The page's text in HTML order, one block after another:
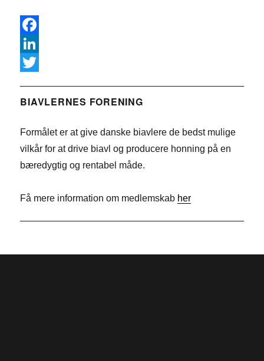
F
a
e
o
L
n
e
n
w
t
r
BIAVLERNES FORENING
Formålet er at give danske biavlere de bedst mulige
vilkår for at drive biavl og producere honning på en
bæredygtig og rentabel måde.
Få mere information om medlemskab her